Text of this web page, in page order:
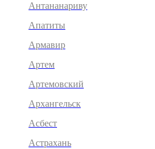
Антананариву
Апатиты
Армавир
Артем
Артемовский
Архангельск
Асбест
Астрахань